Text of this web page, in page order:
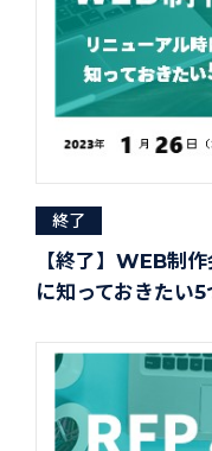
終了
【終了】WEB制
に知っておきたい